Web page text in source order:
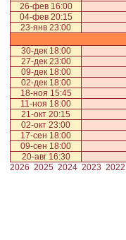
26-фев 16:00
04-фев 20:15
23-янв 23:00
30-дек 18:00
27-дек 23:00
09-дек 18:00
02-дек 18:00
18-ноя 15:45
11-ноя 18:00
21-окт 20:15
02-окт 23:00
17-сен 18:00
09-сен 18:00
20-авг 16:30
2026 2025 2024 2023 2022